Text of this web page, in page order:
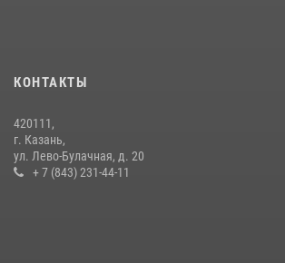
В Нижнекамске сотрудники Росгвардии
в краже из магазина
10 июля 2026, 12:50
КОНТАКТЫ
420111,
г. Казань,
ул. Лево-Булачная, д. 20
+ 7 (843) 231-44-11